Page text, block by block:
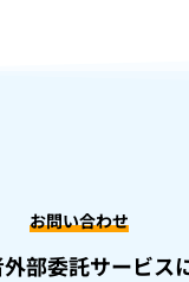
お問い合わせ
部委託サービス